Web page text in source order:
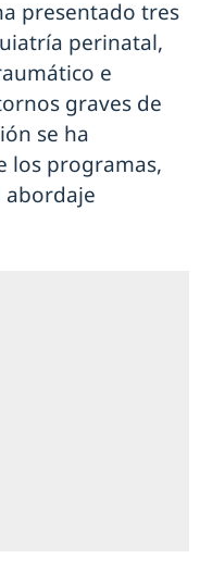
presentado tres
perinatal,
e
graves de
se ha
los programas,
abordaje